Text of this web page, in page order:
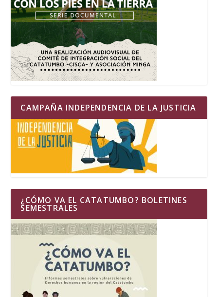
CAMPAÑA INDEPENDENCIA DE LA JUSTICIA
¿CÓMO VA EL CATATUMBO? BOLETINES
SEMESTRALES